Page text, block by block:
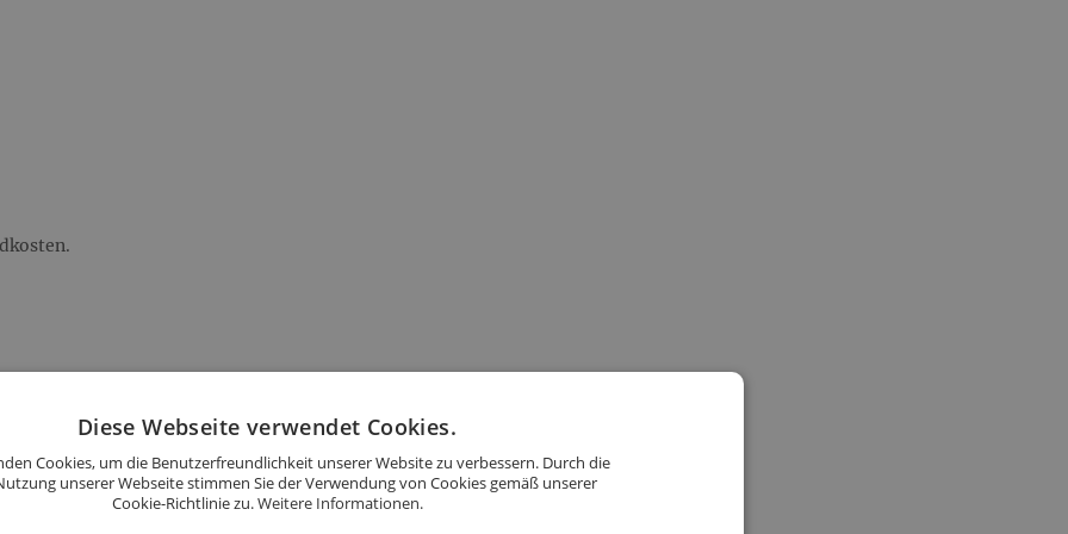
45,90 €.
Diese Webseite verwendet Cookies.
Cookies, um die Benutzerfreundlichkeit unserer Website zu verbessern. Durch die
unserer Webseite stimmen Sie der Verwendung von Cookies gemäß unserer
Cookie-Richtlinie zu.Weitere Informationen.